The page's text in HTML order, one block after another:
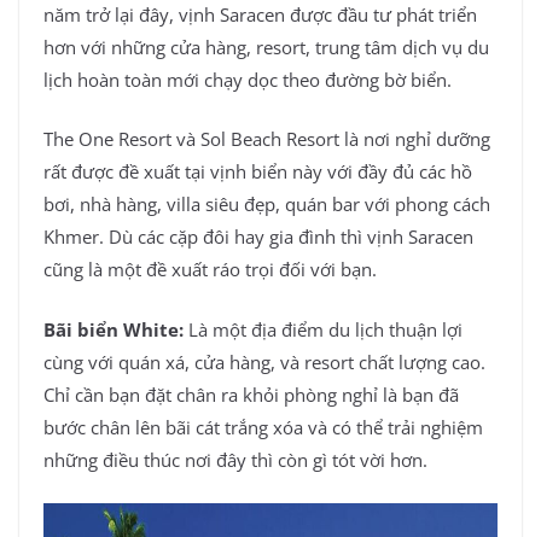
năm trở lại đây, vịnh Saracen được đầu tư phát triển
hơn với những cửa hàng, resort, trung tâm dịch vụ du
lịch hoàn toàn mới chạy dọc theo đường bờ biển.
The One Resort và Sol Beach Resort là nơi nghỉ dưỡng
rất được đề xuất tại vịnh biển này với đầy đủ các hồ
bơi, nhà hàng, villa siêu đẹp, quán bar với phong cách
Khmer. Dù các cặp đôi hay gia đình thì vịnh Saracen
cũng là một đề xuất ráo trọi đối với bạn.
Bãi biển White: Là một địa điểm du lịch thuận lợi
cùng với quán xá, cửa hàng, và resort chất lượng cao.
Chỉ cần bạn đặt chân ra khỏi phòng nghỉ là bạn đã
bước chân lên bãi cát trắng xóa và có thể trải nghiệm
những điều thúc nơi đây thì còn gì tót vời hơn.